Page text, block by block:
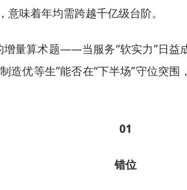
意味着年均需跨越千亿级台阶。
增量算术题——当服务“软实力”日益
造优等生”能否在“下半场”守位突
01
错位